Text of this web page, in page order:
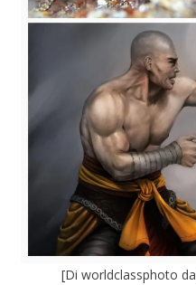
[Di worldclassphoto da